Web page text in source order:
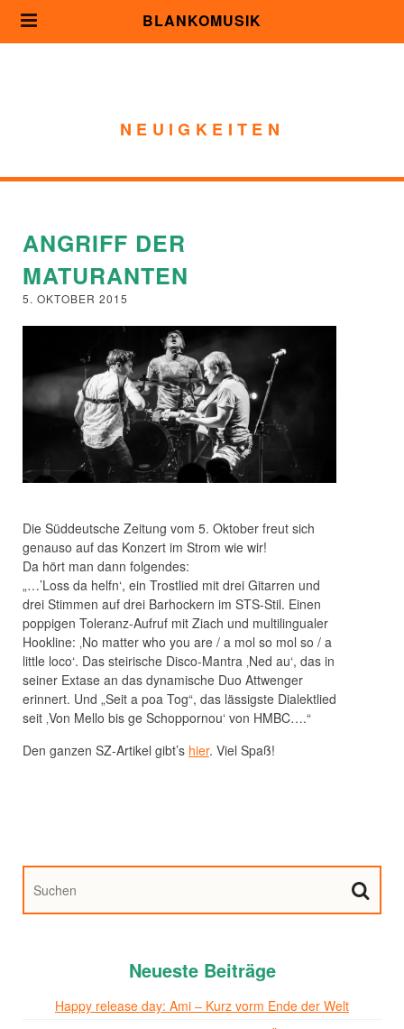
BLANKOMUSIK
NEUIGKEITEN
ANGRIFF DER
MATURANTEN
5. OKTOBER 2015
Die Süddeutsche Zeitung vom 5. Oktober freut sich
genauso auf das Konzert im Strom wie wir!
Da hört man dann folgendes:
„…’Loss da helfn‘, ein Trostlied mit drei Gitarren und
drei Stimmen auf drei Barhockern im STS-Stil. Einen
poppigen Toleranz-Aufruf mit Ziach und multilingualer
Hookline: ‚No matter who you are / a mol so mol so / a
little loco‘. Das steirische Disco-Mantra ‚Ned au‘, das in
seiner Extase an das dynamische Duo Attwenger
erinnert. Und „Seit a poa Tog“, das lässigste Dialektlied
seit ‚Von Mello bis ge Schoppornou‘ von HMBC….“
Den ganzen SZ-Artikel gibt’s hier. Viel Spaß!
Neueste Beiträge
Happy release day: Ami – Kurz vorm Ende der Welt